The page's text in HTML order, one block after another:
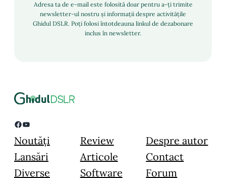
Adresa ta de e-mail este folosită doar pentru a-ți trimite
newsletter-ul nostru și informații despre activitățile
Ghidul DSLR. Poți folosi întotdeauna linkul de dezabonare
inclus în newsletter.
Facebook YouTube
Noutăți
Lansări
Diverse
Review
Articole
Software
Despre autor
Contact
Forum